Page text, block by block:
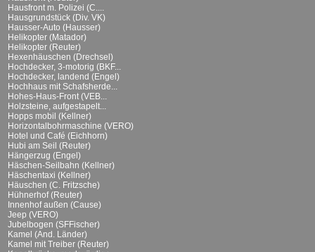
Hausfront m. Polizei (C....
Hausgrundstück (Div. VK)
Hausser-Auto (Hausser)
Helikopter (Matador)
Helikopter (Reuter)
Hexenhäuschen (Drechsel)
Hochdecker, 3-motorig (BKF...
Hochdecker, landend (Engel)
Hochhaus mit Schafsherde...
Hohes-Haus-Front (VEB...
Holzsteine, aufgestapelt...
Hopps mobil (Kellner)
Horizontalbohrmaschine (VERO)
Hotel und Café (Eichhorn)
Hubi am Seil (Reuter)
Hängerzug (Engel)
Häschen-Seilbahn (Kellner)
Häschentaxi (Kellner)
Häuschen (C. Fritzsche)
Hühnerhof (Reuter)
Innenhof außen (Cause)
Jeep (VERO)
Jubelbogen (SFFischer)
Kamel (And. Länder)
Kamel mit Treiber (Reuter)